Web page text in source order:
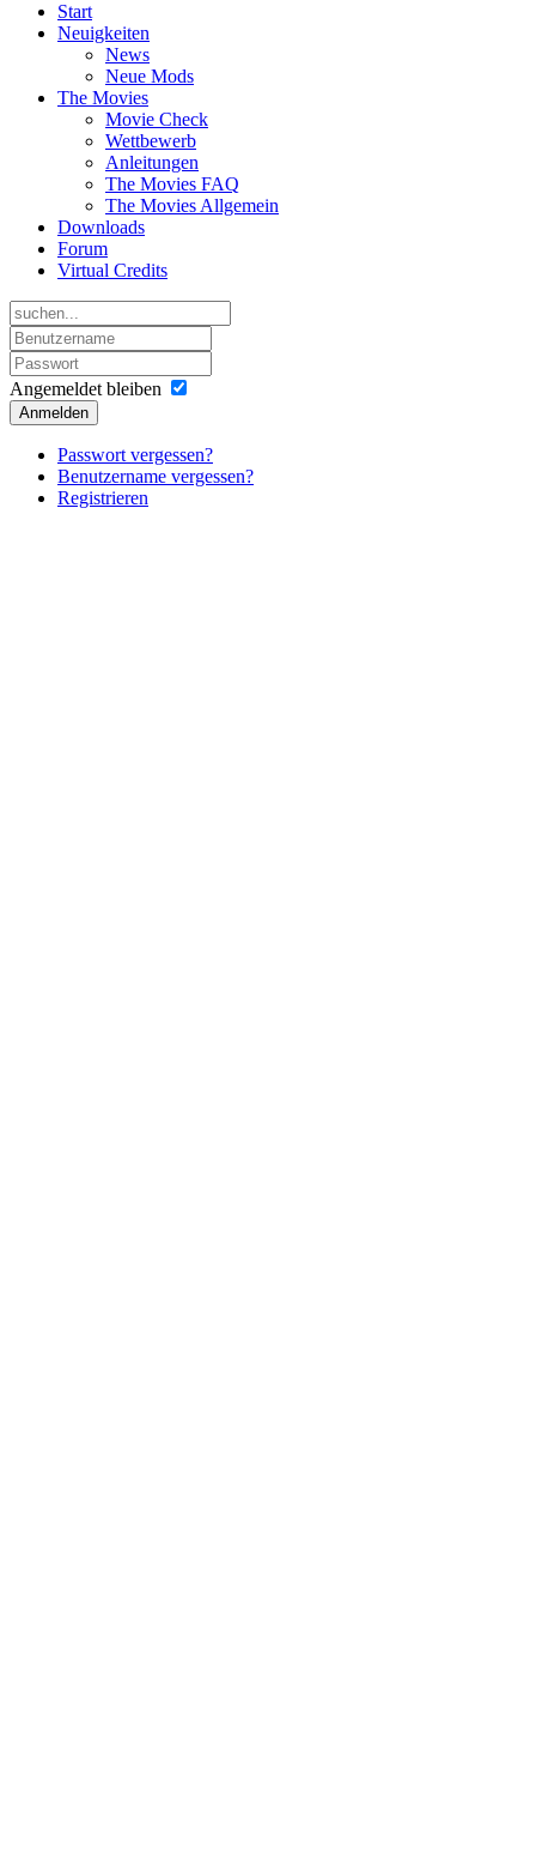
Start
Neuigkeiten
News
Neue Mods
The Movies
Movie Check
Wettbewerb
Anleitungen
The Movies FAQ
The Movies Allgemein
Downloads
Forum
Virtual Credits
Angemeldet bleiben
Anmelden
Passwort vergessen?
Benutzername vergessen?
Registrieren